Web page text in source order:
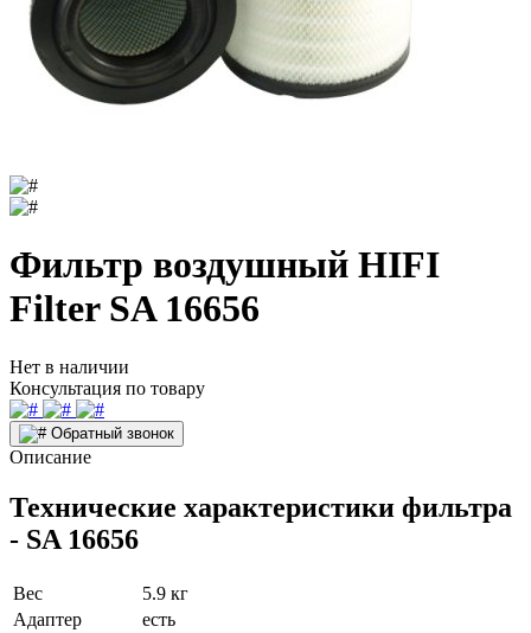
Фильтр воздушный HIFI
Filter SA 16656
Нет в наличии
Консультация по товару
Обратный звонок
Описание
Технические характеристики фильтра
- SA 16656
Вес
5.9 кг
Адаптер
есть